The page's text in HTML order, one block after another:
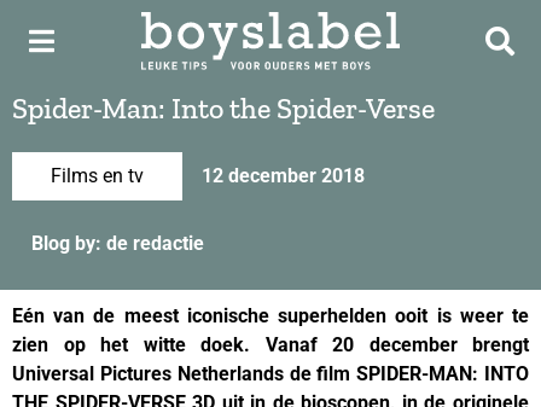
Spider-Man: Into the Spider-Verse
Films en tv 12 december 2018
Blog by: de redactie
Eén van de meest iconische superhelden ooit is weer te
zien op het witte doek. Vanaf 20 december brengt
Universal Pictures Netherlands de film SPIDER-MAN: INTO